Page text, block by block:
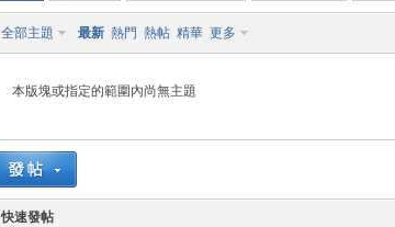
全部主題 最新 熱門 熱帖 精華 更多
本版塊或指定的範圍內尚無主題
快速發帖